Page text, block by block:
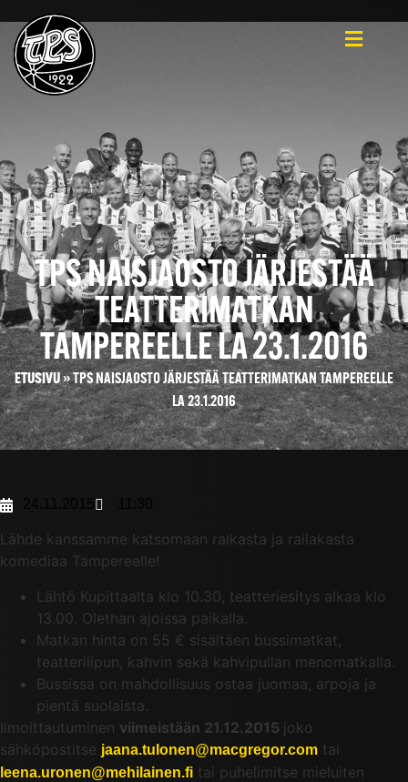
TPS NAISJAOSTO JÄRJESTÄÄ
TEATTERIMATKAN
TAMPEREELLE LA 23.1.2016
ETUSIVU»TPS NAISJAOSTO JÄRJESTÄÄ TEATTERIMATKAN TAMPEREELLE
LA 23.1.2016
Lähde kanssamme katsomaan raikasta ja railakasta
komediaa Tampereelle!
Lähtö Kupittaalta klo 10.30, teatteriesitys alkaa klo
13.00. Olethan ajoissa paikalla.
Matkan hinta on 55 € sisältäen bussimatkat,
teatterilipun, kahvin sekä kahvipullan menomatkalla.
Bussissa on mahdollisuus ostaa juomaa, arpoja ja
pientä suolaista.
Ilmoittautuminen viimeistään 21.12.2015 joko
sähköpostitse jaana.tulonen@macgregor.com tai
leena.uronen@mehilainen.fi tai puhelimitse mieluiten